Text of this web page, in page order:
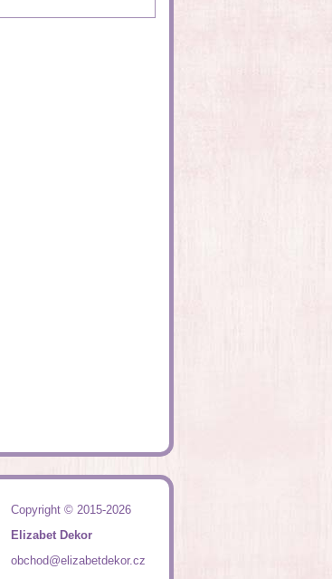
Copyright © 2015-2026
Elizabet Dekor
obchod@elizabetdekor.cz